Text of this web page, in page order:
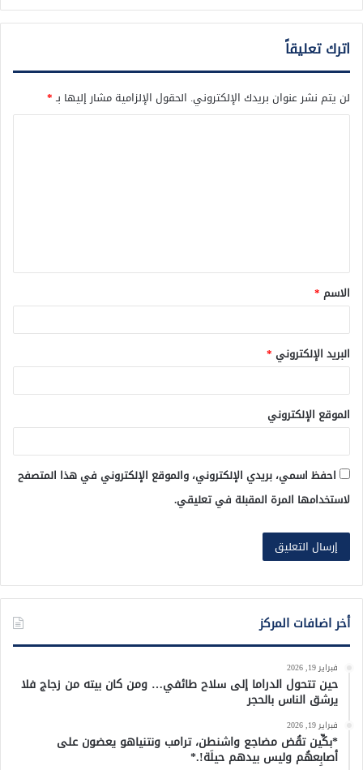
اترك تعليقاً
لن يتم نشر عنوان بريدك الإلكتروني. الحقول الإلزامية مشار إليها بـ*
ق
*
الاسم *
البريد الإلكتروني *
الموقع الإلكتروني
احفظ اسمي، بريدي الإلكتروني، والموقع الإلكتروني في هذا المتصفح
لاستخدامها المرة المقبلة في تعليقي.
أخر اضافات المركز
فبراير 19, 2026
حين تتحول الدراما إلى سلاح طائفي… ومن كان بيته من زجاج فلا
يرشق الناس بالحجر
فبراير 19, 2026
*بكِّين تقُض مضاجع واشنطن، ترامب ونتنياهو يعضون على
أصابِعهُم وليس بيدهم حيلَة!.*